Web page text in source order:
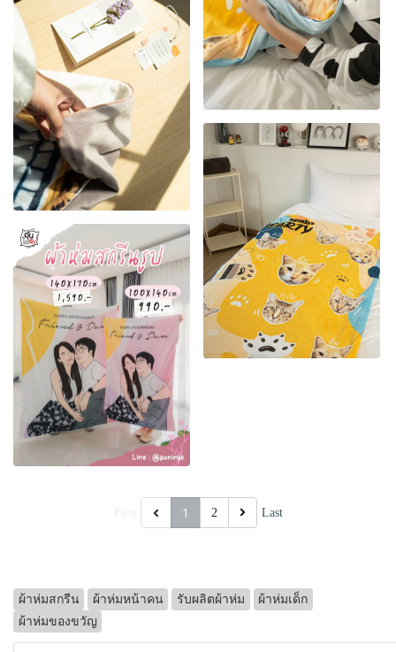
1 2 Last
ผ้าห่มสกรีน ผ้าห่มหน้าคน รับผลิตผ้าห่ม
ผ้าห่มเด็ก
ผ้าห่มของขวัญ